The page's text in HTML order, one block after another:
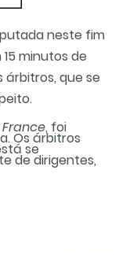
neste fim
minutos de
que se
, foi
Os árbitros
se
de dirigentes,